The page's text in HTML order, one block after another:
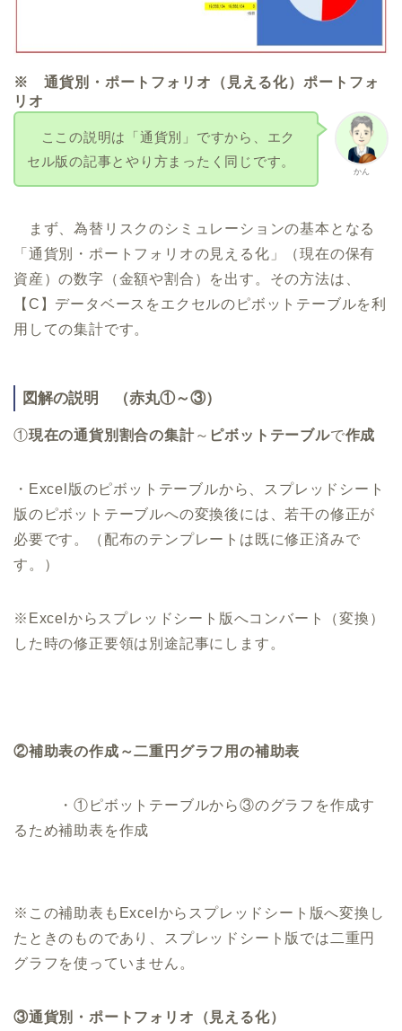
※ 通貨別・ポートフォリオ（見える化）ポートフォ
リオ
かん
ここの説明は「通貨別」ですから、エク
セル版の記事とやり方まったく同じです。
まず、為替リスクのシミュレーションの基本となる
「通貨別・ポートフォリオの見える化」（現在の保有
資産）の数字（金額や割合）を出す。その方法は、
【C】データベースをエクセルのピボットテーブルを利
用しての集計です。
図解の説明 （赤丸①～③）
①現在の通貨別割合の集計～ ピボットテーブルで作成
・Excel版のピボットテーブルから、スプレッドシート
版のピボットテーブルへの変換後には、若干の修正が
必要です。（配布のテンプレートは既に修正済みで
す。）
※Excelからスプレッドシート版へコンバート（変換）
した時の修正要領は別途記事にします。
②補助表の作成～二重円グラフ用の補助表
・①ピボットテーブルから③のグラフを作成す
るため補助表を作成
※この補助表もExcelからスプレッドシート版へ変換し
たときのものであり、スプレッドシート版では二重円
グラフを使っていません。
③通貨別・ポートフォリオ（見える化）